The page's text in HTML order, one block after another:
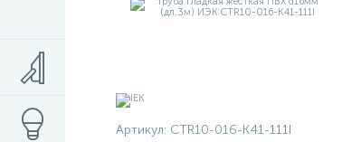
Артикул: CTR10-016-K41-111I